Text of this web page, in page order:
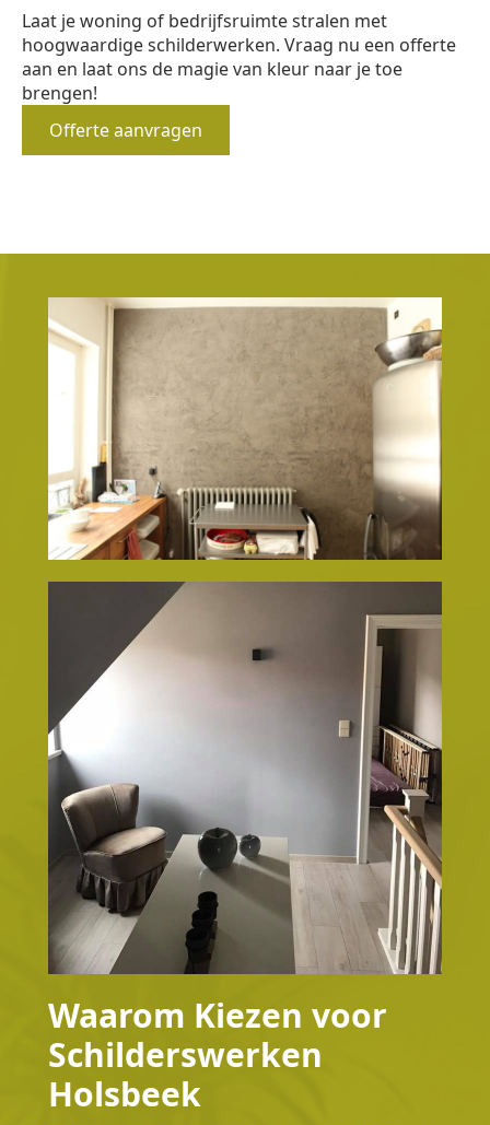
Laat je woning of bedrijfsruimte stralen met
hoogwaardige schilderwerken. Vraag nu een offerte
aan en laat ons de magie van kleur naar je toe
brengen!
Offerte aanvragen
Waarom Kiezen voor
Schilderswerken
Holsbeek